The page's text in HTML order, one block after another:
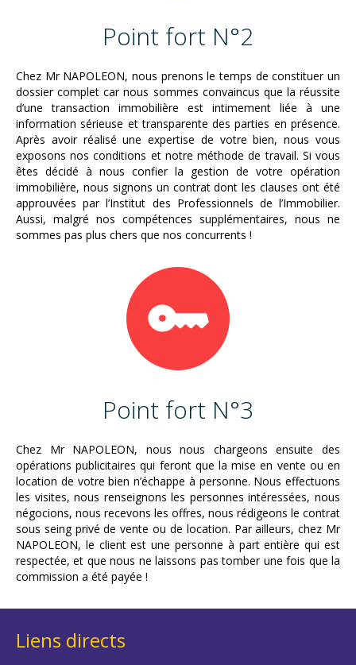
Point fort N°2
Chez Mr NAPOLEON, nous prenons le temps de constituer un
dossier complet car nous sommes convaincus que la réussite
d’une transaction immobilière est intimement liée à une
information sérieuse et transparente des parties en présence.
Après avoir réalisé une expertise de votre bien, nous vous
exposons nos conditions et notre méthode de travail. Si vous
êtes décidé à nous confier la gestion de votre opération
immobilière, nous signons un contrat dont les clauses ont été
approuvées par l’Institut des Professionnels de l’Immobilier.
Aussi, malgré nos compétences supplémentaires, nous ne
sommes pas plus chers que nos concurrents !
Point fort N°3
Chez Mr NAPOLEON, nous nous chargeons ensuite des
opérations publicitaires qui feront que la mise en vente ou en
location de votre bien n’échappe à personne. Nous effectuons
les visites, nous renseignons les personnes intéressées, nous
négocions, nous recevons les offres, nous rédigeons le contrat
sous seing privé de vente ou de location. Par ailleurs, chez Mr
NAPOLEON, le client est une personne à part entière qui est
respectée, et que nous ne laissons pas tomber une fois que la
commission a été payée !
Liens directs